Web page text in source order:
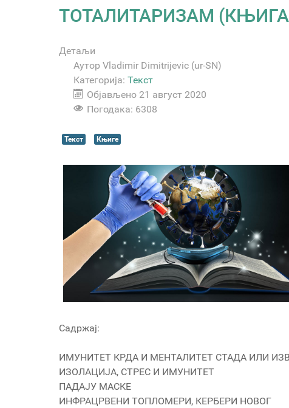
ТОТАЛИТАРИЗАМ
Детаљи
Аутор Vladimir Dimitrijevic (ur-SN)
Категорија: Текст
Објављено 21 август 2020
Погодака: 6308
Текст Књиге
Садржај:
ИМУНИТЕТ КРДА И МЕНТАЛИТЕТ СТАДА ИЛИ
ИЗОЛАЦИЈА, СТРЕС И ИМУНИТЕТ
ПАДАЈУ МАСКЕ
ИНФРАЦРВЕНИ ТОПЛОМЕРИ, КЕРБЕРИ НОВОГ